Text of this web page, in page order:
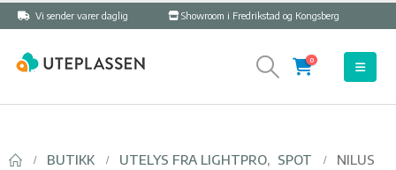
Vi sender varer daglig Showroom i Fredrikstad og Kongsberg
0
BUTIKK UTELYS FRA LIGHTPRO, SPOT NILUS